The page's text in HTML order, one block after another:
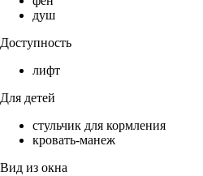
душ
Доступность
лифт
Для детей
стульчик для кормления
кровать-манеж
Вид из окна